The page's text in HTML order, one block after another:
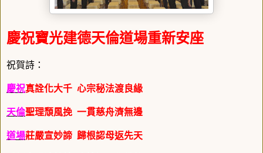
慶祝寶光建德天倫道場重新安座
祝賀詩 ：
慶祝真詮化大千 心宗秘法渡良緣
天倫聖理頹風挽 一貫慈舟濟無邊
道場莊嚴宣妙諦 歸根認母返先天